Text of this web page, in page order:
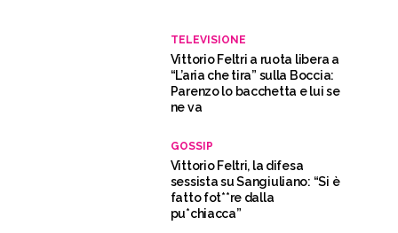
TELEVISIONE
Vittorio Feltri a ruota libera a
“L’aria che tira” sulla Boccia:
Parenzo lo bacchetta e lui se
ne va
GOSSIP
Vittorio Feltri, la difesa
sessista su Sangiuliano: “Si è
fatto fot**re dalla
pu*chiacca”